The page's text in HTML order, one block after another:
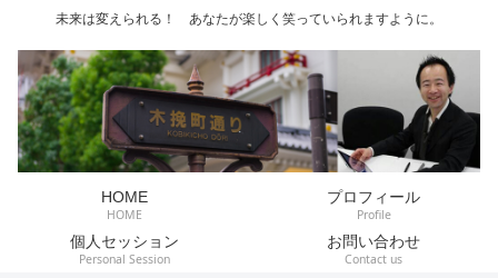
未来は変えられる！ あなたが楽しく笑っていられますように。
HOME
HOME
プロフィール
Profile
個人セッション
Personal Session
お問い合わせ
Contact us